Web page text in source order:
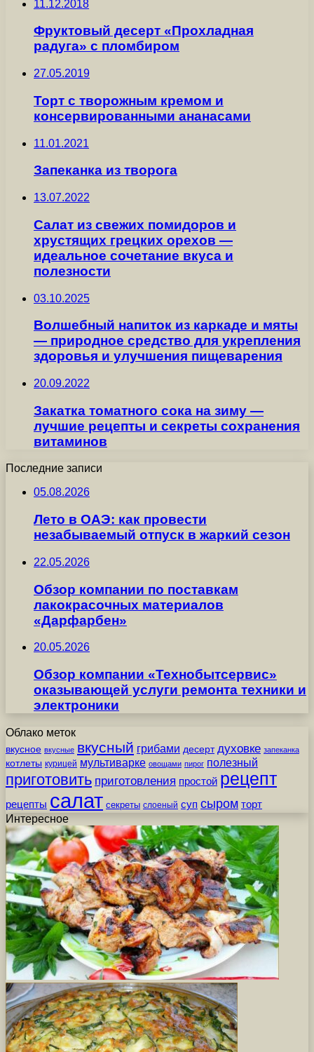
11.12.2018
Фруктовый десерт «Прохладная
радуга» с пломбиром
27.05.2019
Торт с творожным кремом и
консервированными ананасами
11.01.2021
Запеканка из творога
13.07.2022
Салат из свежих помидоров и
хрустящих грецких орехов —
идеальное сочетание вкуса и
полезности
03.10.2025
Волшебный напиток из каркаде и мяты
— природное средство для укрепления
здоровья и улучшения пищеварения
20.09.2022
Закатка томатного сока на зиму —
лучшие рецепты и секреты сохранения
витаминов
Последние записи
05.08.2026
Лето в ОАЭ: как провести
незабываемый отпуск в жаркий сезон
22.05.2026
Обзор компании по поставкам
лакокрасочных материалов
«Дарфарбен»
20.05.2026
Обзор компании «Технобытсервис»
оказывающей услуги ремонта техники и
электроники
Облако меток
вкусное вкусные вкусный грибами десерт духовке запеканка
котлеты курицей мультиварке овощами пирог полезный
приготовить приготовления простой рецепт
рецепты салат секреты слоеный суп сыром торт
Интересное